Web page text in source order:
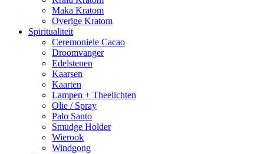
Maka Kratom
Overige Kratom
Spiritualiteit
Ceremoniele Cacao
Droomvanger
Edelstenen
Kaarsen
Kaarten
Lampen + Theelichten
Olie / Spray
Palo Santo
Smudge Holder
Wierook
Windgong